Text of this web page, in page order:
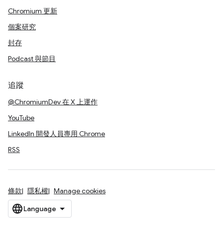
Chromium 更新
個案研究
封存
Podcast 與節目
追蹤
@ChromiumDev 在 X 上運作
YouTube
LinkedIn 開發人員專用 Chrome
RSS
條款 隱私權 Manage cookies